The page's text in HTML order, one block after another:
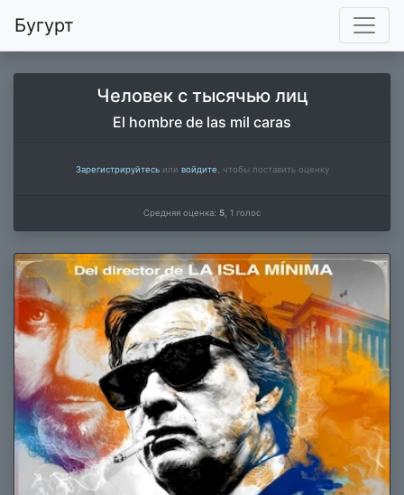
Бугурт
Человек с тысячью лиц
El hombre de las mil caras
Зарегистрируйтесьили войдите , чтобы поставить оценку
Средняя оценка: 5 1 голос